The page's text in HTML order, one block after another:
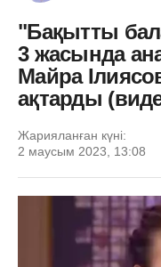
"Бақытты
3 жасында
Майра
ақтарды
Жарияланған күні:
2 маусым 2023, 13:08